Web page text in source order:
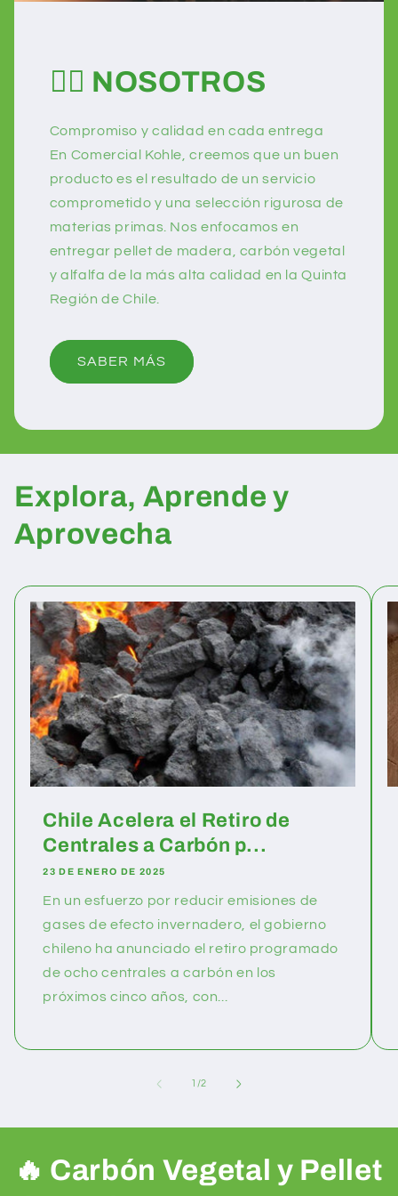
👷‍♂️ NOSOTROS
Compromiso y calidad en cada entrega
En Comercial Kohle, creemos que un buen
producto es el resultado de un servicio
comprometido y una selección rigurosa de
materias primas. Nos enfocamos en
entregar pellet de madera, carbón vegetal
y alfalfa de la más alta calidad en la Quinta
Región de Chile.
SABER MÁS
Explora, Aprende y
Aprovecha
Chile Acelera el Retiro de
Centrales a Carbón p...
23 DE ENERO DE 2025
En un esfuerzo por reducir emisiones de
gases de efecto invernadero, el gobierno
chileno ha anunciado el retiro programado
de ocho centrales a carbón en los
próximos cinco años, con...
1 /de
2
🔥 Carbón Vegetal y Pellet